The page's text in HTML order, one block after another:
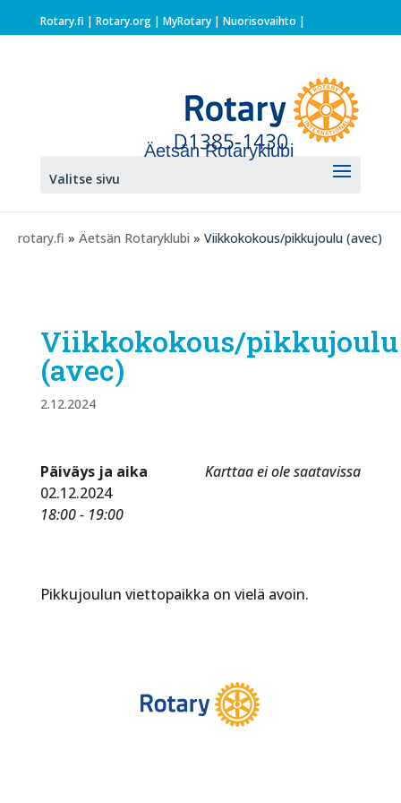
Rotary.fi | Rotary.org| MyRotary | Nuorisovaihto |
Äetsän Rotaryklubi
Valitse sivu
rotary.fi » Äetsän Rotaryklubi » Viikkokokous/pikkujoulu (avec)
Viikkokokous/pikkujoulu
(avec)
2.12.2024
Karttaa ei ole saatavissa
Päiväys ja aika
02.12.2024
18:00 - 19:00
Pikkujoulun viettopaikka on vielä avoin.